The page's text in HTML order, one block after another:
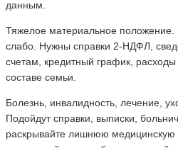
данным.
Тяжелое материальное положение.
слабо. Нужны справки 2-НДФЛ,
счетам, кредитный график,
составе семьи.
Болезнь, инвалидность, лечение,
Подойдут справки, выписки,
раскрывайте лишнюю медицинскую